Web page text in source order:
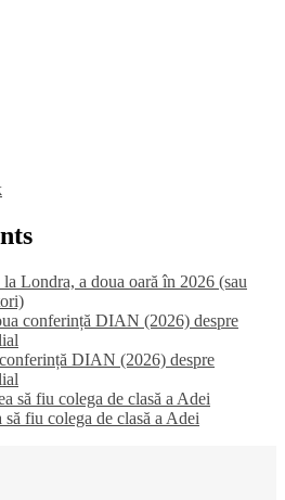
Londra, a doua oară în 2026 (sau
conferință DIAN (2026) despre
DIAN (2026) despre
să fiu colega de clasă a Adei
să fiu colega de clasă a Adei